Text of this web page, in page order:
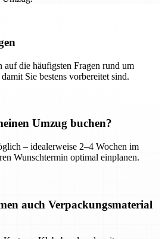
die häufigsten Fragen rund um
Sie bestens vorbereitet sind.
Umzug buchen?
– idealerweise 2–4 Wochen im
Wunschtermin optimal einplanen.
auch Verpackungsmaterial